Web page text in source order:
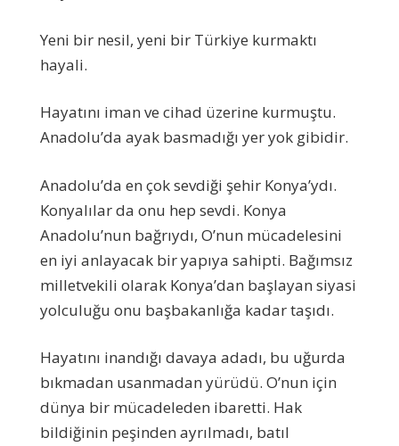
Yeni bir nesil, yeni bir Türkiye kurmaktı
hayali.
Hayatını iman ve cihad üzerine kurmuştu.
Anadolu’da ayak basmadığı yer yok gibidir.
Anadolu’da en çok sevdiği şehir Konya’ydı.
Konyalılar da onu hep sevdi. Konya
Anadolu’nun bağrıydı, O’nun mücadelesini
en iyi anlayacak bir yapıya sahipti. Bağımsız
milletvekili olarak Konya’dan başlayan siyasi
yolculuğu onu başbakanlığa kadar taşıdı.
Hayatını inandığı davaya adadı, bu uğurda
bıkmadan usanmadan yürüdü. O’nun için
dünya bir mücadeleden ibaretti. Hak
bildiğinin peşinden ayrılmadı, batıl